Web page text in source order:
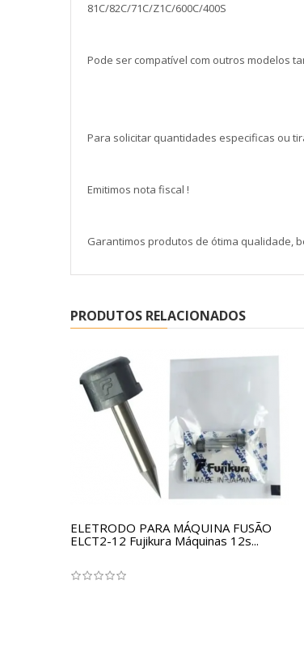
81C/82C/71C/Z1C/600C/400S
Pode ser compatível com outros modelos
Para solicitar quantidades especificas ou
Emitimos nota fiscal !
Garantimos produtos de ótima qualidade,
PRODUTOS RELACIONADOS
ELETRODO PARA MÁQUINA FUSÃO
ELCT2-12 Fujikura Máquinas 12s...